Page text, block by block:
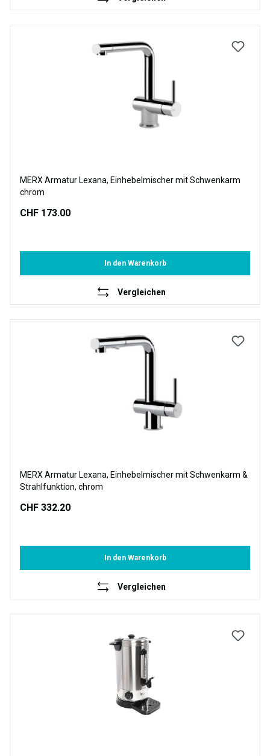
MERX Armatur Lexana, Einhebelmischer mit Schwenkarm
chrom
CHF 173.00
In den Warenkorb
Vergleichen
MERX Armatur Lexana, Einhebelmischer mit Schwenkarm &
Strahlfunktion, chrom
CHF 332.20
In den Warenkorb
Vergleichen